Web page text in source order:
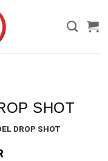
SHOT
DROP SHOT